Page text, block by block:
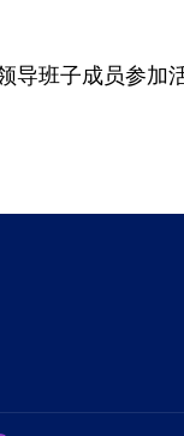
导班子成员参加活